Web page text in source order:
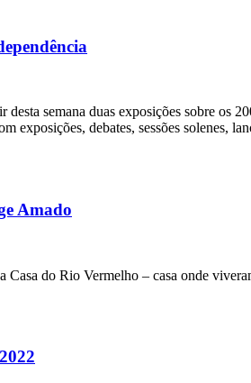
semana duas exposições sobre os
exposições, debates, sessões solenes,
Amado
do Rio Vermelho – casa onde